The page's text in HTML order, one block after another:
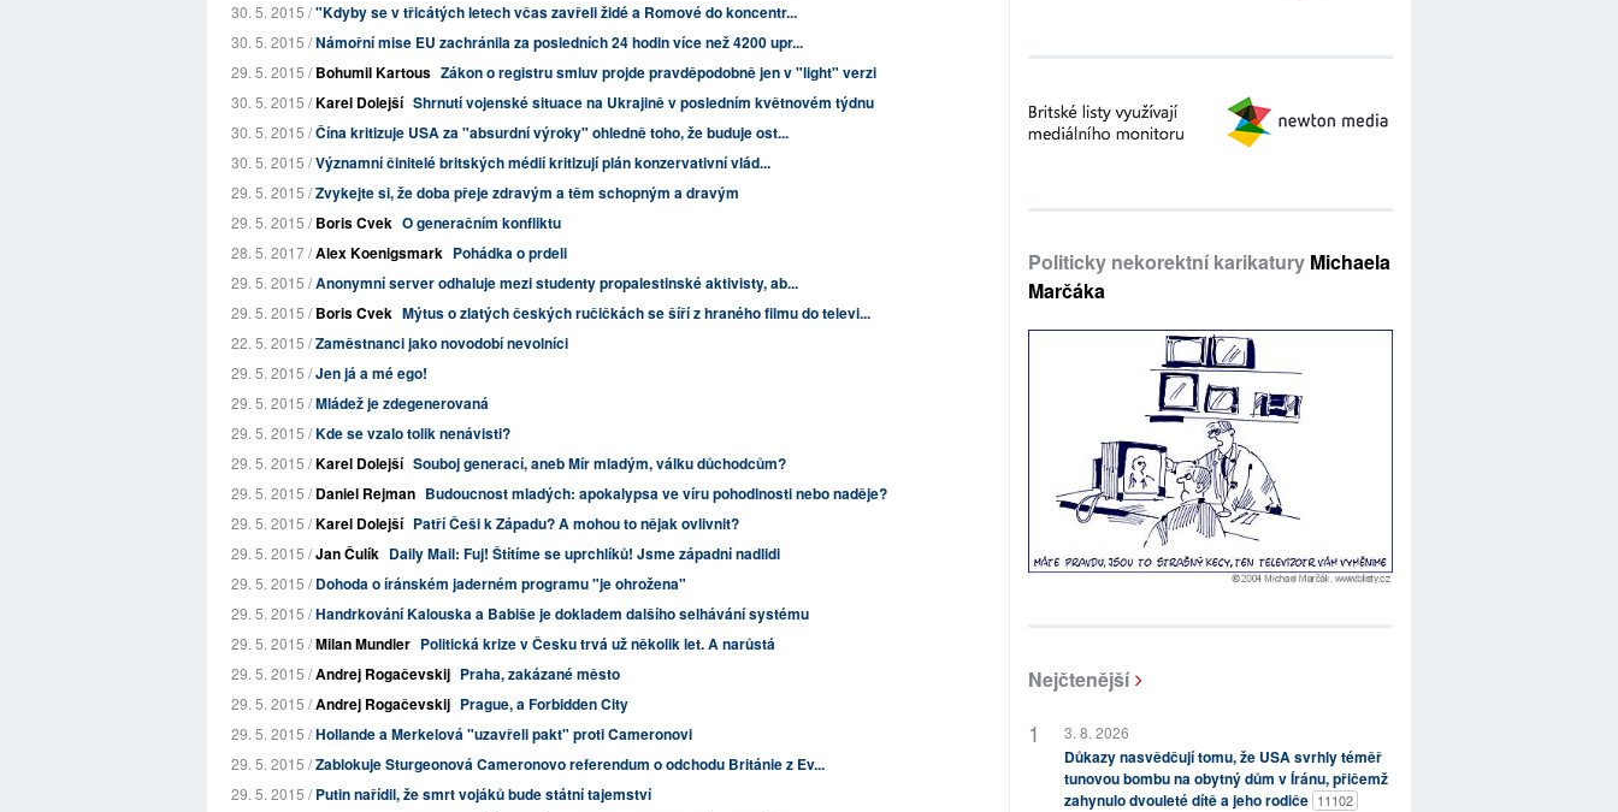
30. 5. 2015 /"Kdyby se v třicátých letech včas zavřeli židé a Romové do koncentr...
30. 5. 2015 /Námořní mise EU zachránila za posledních 24 hodin více než 4200 upr...
29. 5. 2015 /Bohumil Kartous Zákon o registru smluv projde pravděpodobně jen v "light" verzi
30. 5. 2015 /Karel Dolejší Shrnutí vojenské situace na Ukrajině v posledním květnovém týdnu
30. 5. 2015 /Čína kritizuje USA za "absurdní výroky" ohledně toho, že buduje ost...
30. 5. 2015 /Významní činitelé britských médií kritizují plán konzervativní vlád...
29. 5. 2015 /Zvykejte si, že doba přeje zdravým a těm schopným a dravým
29. 5. 2015 /Boris Cvek O generačním konfliktu
28. 5. 2017 /Alex Koenigsmark Pohádka o prdeli
29. 5. 2015 /Anonymní server odhaluje mezi studenty propalestinské aktivisty, ab...
29. 5. 2015 /Boris Cvek Mýtus o zlatých českých ručičkách se šíří z hraného filmu do televi...
22. 5. 2015 /Zaměstnanci jako novodobí nevolníci
29. 5. 2015 /Jen já a mé ego!
29. 5. 2015 /Mládež je zdegenerovaná
29. 5. 2015 /Kde se vzalo tolik nenávisti?
29. 5. 2015 /Karel Dolejší Souboj generací, aneb Mír mladým, válku důchodcům?
29. 5. 2015 /Daniel Rejman Budoucnost mladých: apokalypsa ve víru pohodlnosti nebo naděje?
29. 5. 2015 /Karel Dolejší Patří Češi k Západu? A mohou to nějak ovlivnit?
29. 5. 2015 /Jan Čulík Daily Mail: Fuj! Štítíme se uprchlíků! Jsme západní nadlidi
29. 5. 2015 /Dohoda o íránském jaderném programu "je ohrožena"
29. 5. 2015 /Handrkování Kalouska a Babiše je dokladem dalšího selhávání systému
29. 5. 2015 /Milan Mundier Politická krize v Česku trvá už několik let. A narůstá
29. 5. 2015 /Andrej Rogačevskij Praha, zakázané město
29. 5. 2015 /Andrej Rogačevskij Prague, a Forbidden City
29. 5. 2015 /Hollande a Merkelová "uzavřeli pakt" proti Cameronovi
29. 5. 2015 /Zablokuje Sturgeonová Cameronovo referendum o odchodu Británie z Ev...
29. 5. 2015 /Putin nařídil, že smrt vojáků bude státní tajemství
Politicky nekorektní karikatury Michaela
Marčáka
Nejčtenější
3. 8. 2026
Důkazy nasvědčují tomu, že USA svrhly téměř
tunovou bombu na obytný dům v Íránu, přičemž
zahynulo dvouleté dítě a jeho rodiče 11102